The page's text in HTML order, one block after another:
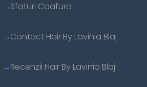
Sfaturi Coafura
Contact Hair By Lavinia Blaj
Recenzii Hair By Lavinia Blaj